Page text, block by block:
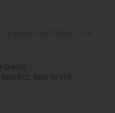
Oracle)
ECC, RAID 10 4TB